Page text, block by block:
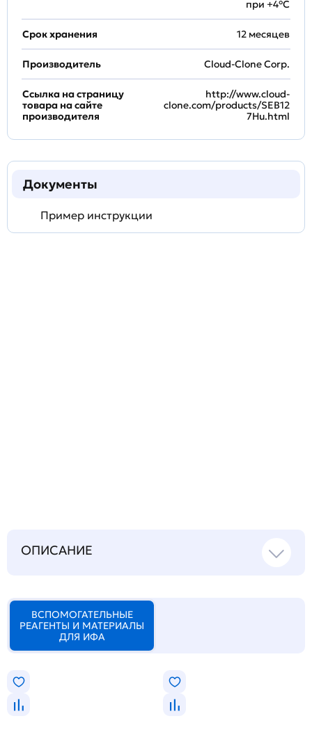
при +4°С
Срок хранения 12 месяцев
Производитель Cloud-Clone Corp.
Ссылка на страницу
товара на сайте
производителя
http://www.cloud-
clone.com/products/SEB12
7Hu.html
Документы
Пример инструкции
ОПИСАНИЕ
ВСПОМОГАТЕЛЬНЫЕ
РЕАГЕНТЫ И МАТЕРИАЛЫ
ДЛЯ ИФА